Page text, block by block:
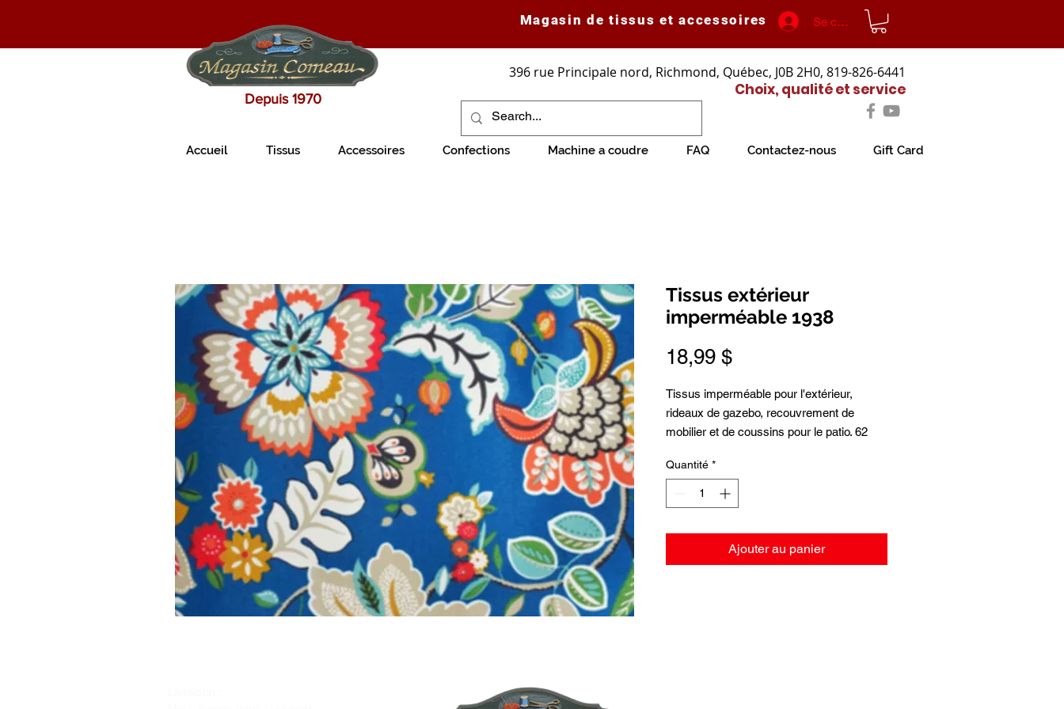
Magasin de tissus et accessoires Se connecter
396 rue Principale nord, Richmond, Québec, J0B 2H0, 819-826-6441
Choix, qualité et service
Depuis 1970
Accueil Tissus Accessoires Confections Machine a coudre FAQ Contactez-nous Gift Card
Tissus extérieur
imperméable 1938
18,99 $Prix
Tissus imperméable pour l'extérieur,
rideaux de gazebo, recouvrement de
mobilier et de coussins pour le patio. 62
stocks
Quantité *
Ajouter au panier